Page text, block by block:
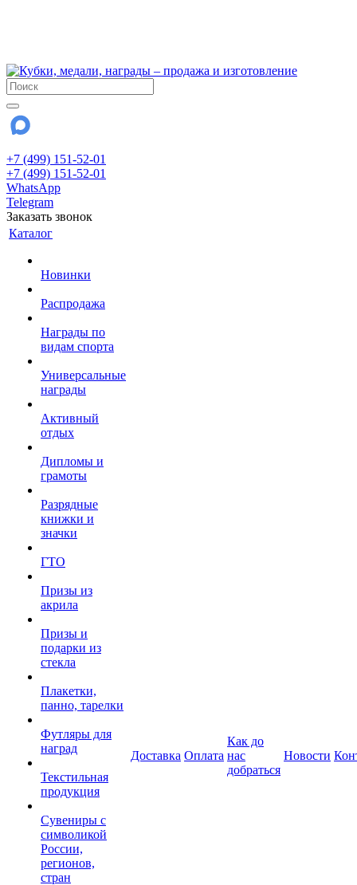
+7 (499) 151-52-01
+7 (499) 151-52-01
WhatsApp
Telegram
Заказать звонок
Каталог
Новинки
Распродажа
Награды по
видам спорта
Универсальные
награды
Активный
отдых
Дипломы и
грамоты
Разрядные
книжки и
значки
ГТО
Призы из
акрила
Призы и
подарки из
стекла
Плакетки,
панно, тарелки
Футляры для
наград
Текстильная
продукция
Сувениры с
символикой
России,
регионов,
стран
Доставка Оплата
Как до
нас
добраться
Новости